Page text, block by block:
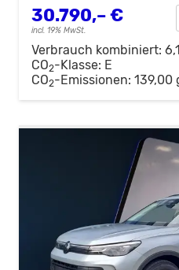
30.790,– €
incl. 19% MwSt.
Verbrauch kombiniert:
CO2-Klasse: E
CO2-Emissionen: 139,00